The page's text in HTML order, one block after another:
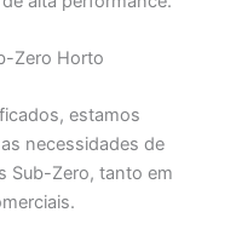
Zero Horto
estamos
necessidades de
Sub-Zero, tanto em